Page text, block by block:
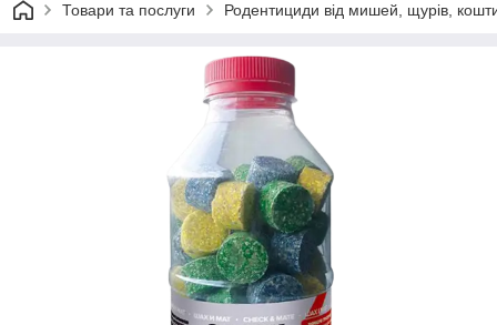
Товари та послуги Родентициди від мишей, щурів, кошти